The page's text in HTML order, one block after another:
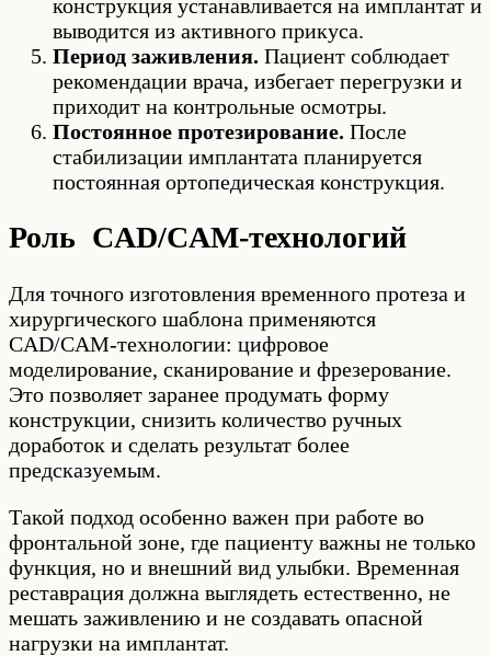
конструкция устанавливается на имплантат и
выводится из активного прикуса.
Период заживления. Пациент соблюдает
рекомендации врача, избегает перегрузки и
приходит на контрольные осмотры.
Постоянное протезирование. После
стабилизации имплантата планируется
постоянная ортопедическая конструкция.
Роль CAD/CAM-технологий
Для точного изготовления временного протеза и
хирургического шаблона применяются
CAD/CAM-технологии: цифровое
моделирование, сканирование и фрезерование.
Это позволяет заранее продумать форму
конструкции, снизить количество ручных
доработок и сделать результат более
предсказуемым.
Такой подход особенно важен при работе во
фронтальной зоне, где пациенту важны не только
функция, но и внешний вид улыбки. Временная
реставрация должна выглядеть естественно, не
мешать заживлению и не создавать опасной
нагрузки на имплантат.